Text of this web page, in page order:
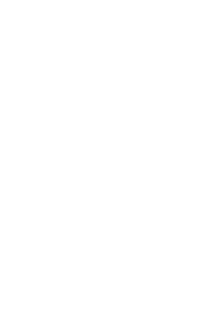
are used to help us analyze how the website is